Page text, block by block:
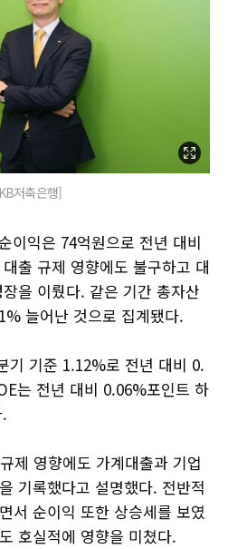
저축은행]
이익은 74억원으로 전년 대비
출 규제 영향에도 불구하고 대
을 이뤘다. 같은 기간 총자산
늘어난 것으로 집계됐다.
기 기준 1.12%로 전년 대비 0.
는 전년 대비 0.06%포인트 하
제 영향에도 가계대출과 기업
기록했다고 설명했다. 전반적
서 순이익 또한 상승세를 보였
호실적에 영향을 미쳤다.